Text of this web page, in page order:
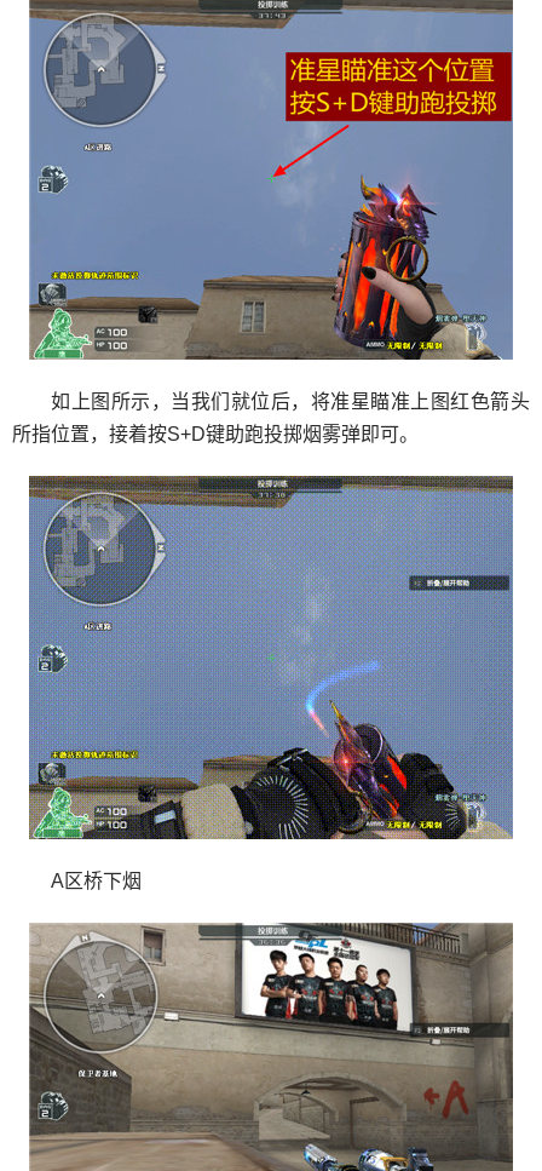
如上图所示，当我们就位后，将准星瞄准上图红色箭头
所指位置，接着按S+D键助跑投掷烟雾弹即可。
A区桥下烟